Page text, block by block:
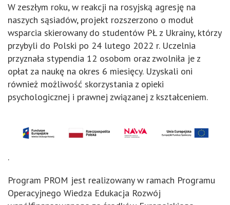
W zeszłym roku, w reakcji na rosyjską agresję na
naszych sąsiadów, projekt rozszerzono o moduł
wsparcia skierowany do studentów PŁ z Ukrainy, którzy
przybyli do Polski po 24 lutego 2022 r. Uczelnia
przyznała stypendia 12 osobom oraz zwolniła je z
opłat za naukę na okres 6 miesięcy. Uzyskali oni
również możliwość skorzystania z opieki
psychologicznej i prawnej związanej z kształceniem.
.
Program PROM jest realizowany w ramach Programu
Operacyjnego Wiedza Edukacja Rozwój